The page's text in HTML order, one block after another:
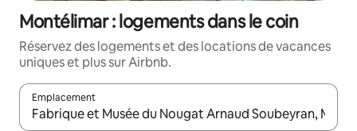
Montélimar : logements dans le coin
Réservez des logements et des locations de vacances
uniques et plus sur Airbnb.
Emplacement
Quand les résultats sont affichés, parcourez-les en utilisant